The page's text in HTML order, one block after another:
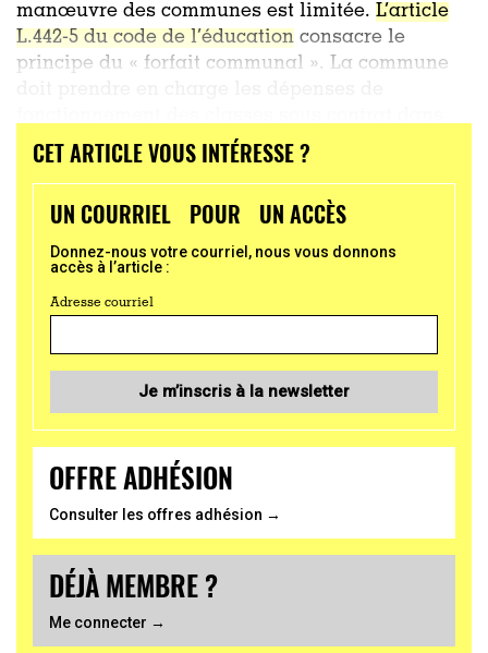
manœuvre des communes est limitée. L’article
L.442-5 du code de l’éducation consacre le
principe du « forfait communal ». La commune
les mêmes conditions que...
CET ARTICLE VOUS INTÉRESSE ?
UN COURRIEL POUR UN ACCÈS
Donnez-nous votre courriel, nous vous donnons
accès à l’article :
Adresse courriel
Je m’inscris à la newsletter
OFFRE ADHÉSION
Consulter les offres adhésion →
DÉJÀ MEMBRE ?
Me connecter →